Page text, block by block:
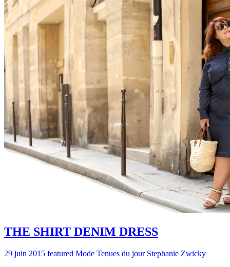
THE SHIRT DENIM DRESS
29 juin 2015 featured Mode Tenues du jour Stephanie Zwicky